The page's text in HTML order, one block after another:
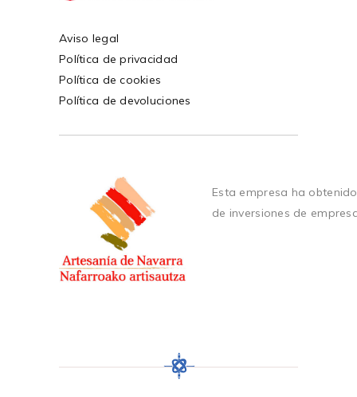
Aviso legal
Política de privacidad
Política de cookies
Política de devoluciones
Esta empresa ha
de inversiones de